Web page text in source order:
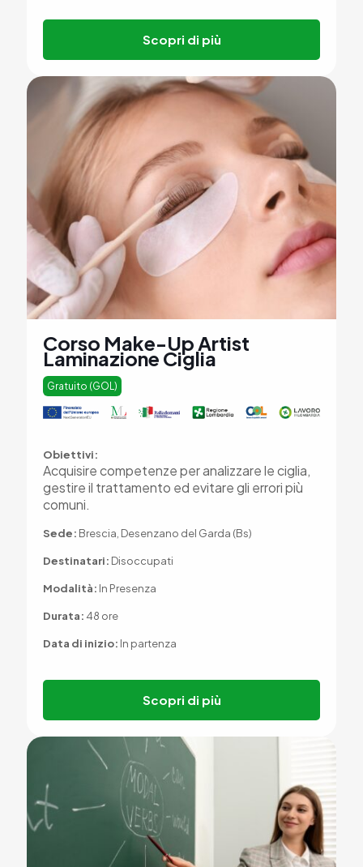
Scopri di più
Corso Make-Up Artist
Laminazione Ciglia
Gratuito (GOL)
Obiettivi:
Acquisire competenze per analizzare le ciglia,
gestire il trattamento ed evitare gli errori più
comuni.
Sede: Brescia, Desenzano del Garda (Bs)
Destinatari: Disoccupati
Modalità: In Presenza
Durata: 48 ore
Data di inizio: In partenza
Scopri di più